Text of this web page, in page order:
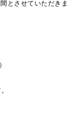
とさせていただきま